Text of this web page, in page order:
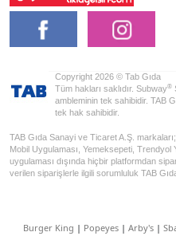
Copyright 2026 © Tab Gıda
Tüm hakları saklıdır. Subway®
ambleminin tek sahibidir. TAB
tek hak sahibidir.
TAB Gıda Sanayi ve Ticaret A.Ş.
Mobil Uygulaması, Yemeksepeti,
uygulaması dışında hiçbir platformdan
verilen siparişlerle ilgili sorumluluk TAB
Burger King | Popeyes | Arby's |